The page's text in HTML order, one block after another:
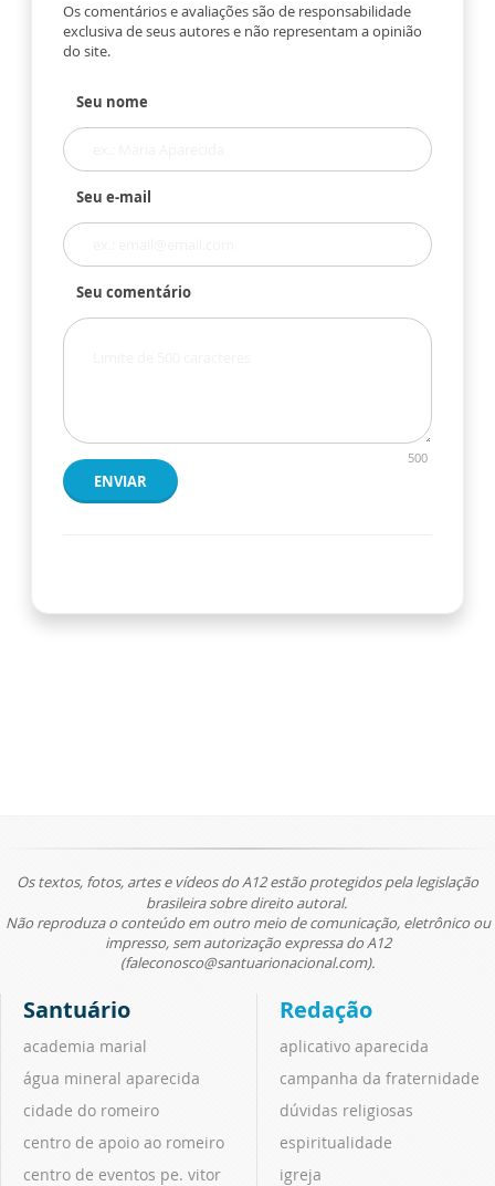
Os comentários e avaliações são de responsabilidade
exclusiva de seus autores e não representam a opinião
do site.
Seu nome
Seu e-mail
Seu comentário
500
ENVIAR
Os textos, fotos, artes e vídeos do A12 estão protegidos pela legislação
brasileira sobre direito autoral.
Não reproduza o conteúdo em outro meio de comunicação, eletrônico ou
impresso, sem autorização expressa do A12
(faleconosco@santuarionacional.com).
Santuário
academia marial
água mineral aparecida
cidade do romeiro
centro de apoio ao romeiro
centro de eventos pe. vitor
Redação
aplicativo aparecida
campanha da fraternidade
dúvidas religiosas
espiritualidade
igreja